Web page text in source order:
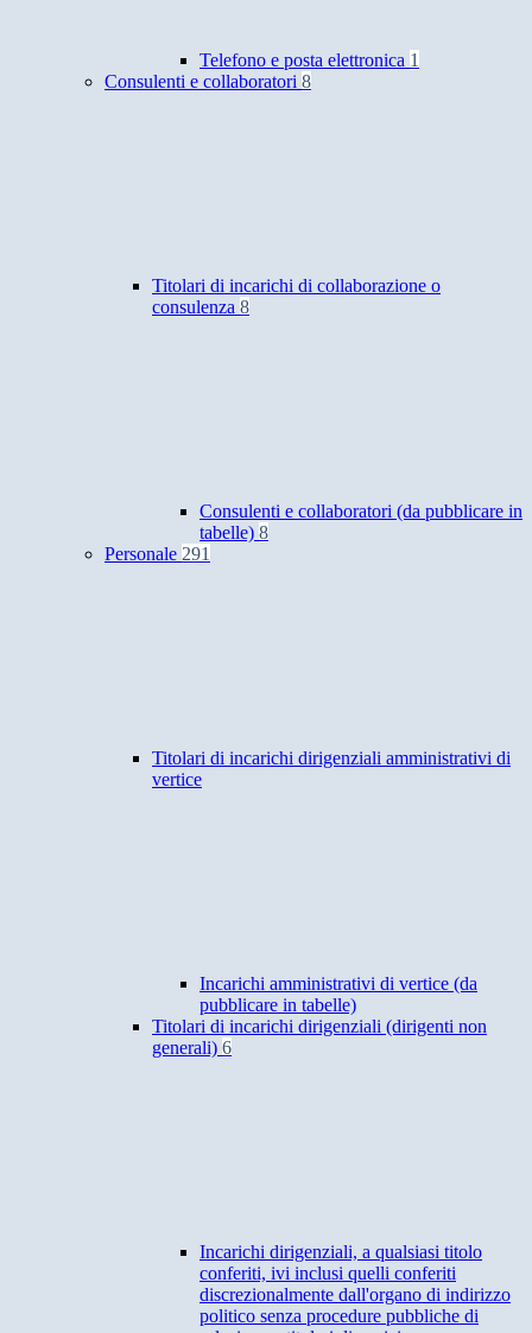
Telefono e posta elettronica 1
Consulenti e collaboratori 8
Titolari di incarichi di collaborazione o
consulenza 8
Consulenti e collaboratori (da pubblicare in
tabelle) 8
Personale 291
Titolari di incarichi dirigenziali amministrativi di
vertice
Incarichi amministrativi di vertice (da
pubblicare in tabelle)
Titolari di incarichi dirigenziali (dirigenti non
generali) 6
Incarichi dirigenziali, a qualsiasi titolo
conferiti, ivi inclusi quelli conferiti
discrezionalmente dall'organo di indirizzo
politico senza procedure pubbliche di